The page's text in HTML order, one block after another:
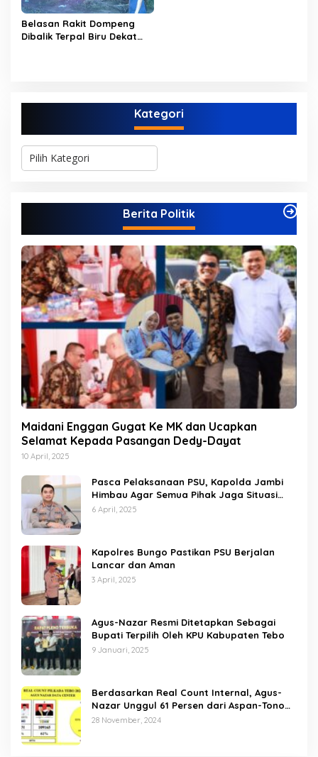
Belasan Rakit Dompeng
Dibalik Terpal Biru Dekat
Kategori
K
g
Berita Politik
Maidani Enggan Gugat Ke MK dan Ucapkan
Selamat Kepada Pasangan Dedy-Dayat
10 April, 2025
Pasca Pelaksanaan PSU, Kapolda Jambi
Himbau Agar Semua Pihak Jaga Situasi
Kamtibmas
6 April, 2025
Kapolres Bungo Pastikan PSU Berjalan
Lancar dan Aman
3 April, 2025
Agus-Nazar Resmi Ditetapkan Sebagai
Bupati Terpilih Oleh KPU Kabupaten Tebo
9 Januari, 2025
Berdasarkan Real Count Internal, Agus-
Nazar Unggul 61 Persen dari Aspan-Tono
Hanya 39 Persen
28 November, 2024